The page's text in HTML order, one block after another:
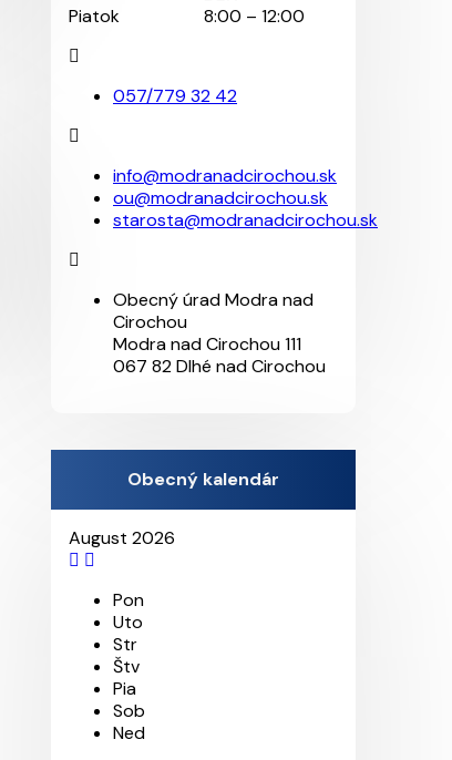
Piatok
8:00 – 12:00
057/779 32 42
info@modranadcirochou.sk
ou@modranadcirochou.sk
starosta@modranadcirochou.sk
Obecný úrad Modra nad
Cirochou
Modra nad Cirochou 111
067 82 Dlhé nad Cirochou
Obecný kalendár
August 2026
Pon
Uto
Str
Štv
Pia
Sob
Ned